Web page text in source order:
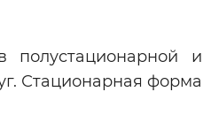
полустационарной и
Стационарная форма